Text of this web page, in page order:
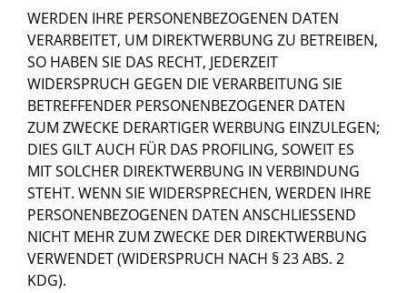
WERDEN IHRE PERSONENBEZOGENEN DATEN
VERARBEITET, UM DIREKTWERBUNG ZU BETREIBEN,
SO HABEN SIE DAS RECHT, JEDERZEIT
WIDERSPRUCH GEGEN DIE VERARBEITUNG SIE
BETREFFENDER PERSONENBEZOGENER DATEN
ZUM ZWECKE DERARTIGER WERBUNG EINZULEGEN;
DIES GILT AUCH FÜR DAS PROFILING, SOWEIT ES
MIT SOLCHER DIREKTWERBUNG IN VERBINDUNG
STEHT. WENN SIE WIDERSPRECHEN, WERDEN IHRE
PERSONENBEZOGENEN DATEN ANSCHLIESSEND
NICHT MEHR ZUM ZWECKE DER DIREKTWERBUNG
VERWENDET (WIDERSPRUCH NACH § 23 ABS. 2
KDG).